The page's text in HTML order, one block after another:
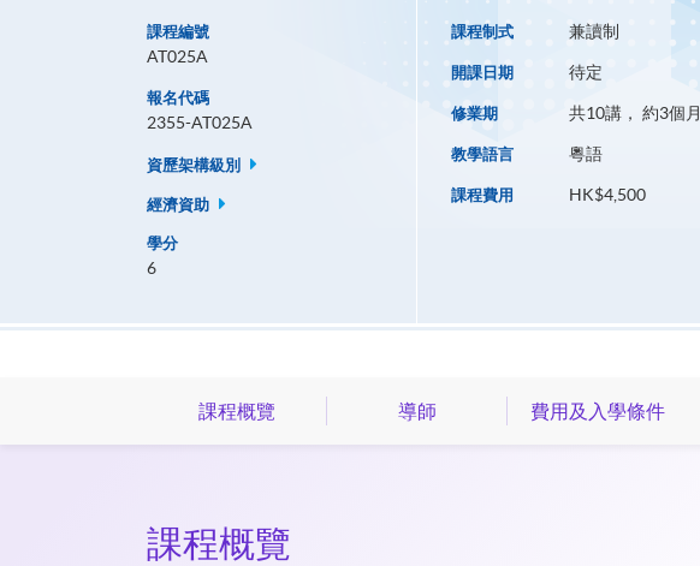
課程編號
AT025A
報名代碼
2355-AT025A
資歷架構級別
經濟資助
學分
6
課程制式 兼讀制
開課日期 待定
修業期 共10講， 約3個月
教學語言 粵語
課程費用 HK$4,500
課程概覽 導師 費用及入學條件
課程概覽